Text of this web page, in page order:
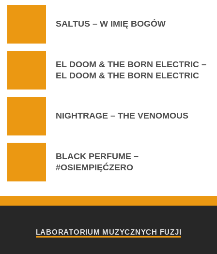
SALTUS – W IMIĘ BOGÓW
EL DOOM & THE BORN ELECTRIC –
EL DOOM & THE BORN ELECTRIC
NIGHTRAGE – THE VENOMOUS
BLACK PERFUME –
#OSIEMPIĘĆZERO
LABORATORIUM MUZYCZNYCH FUZJI